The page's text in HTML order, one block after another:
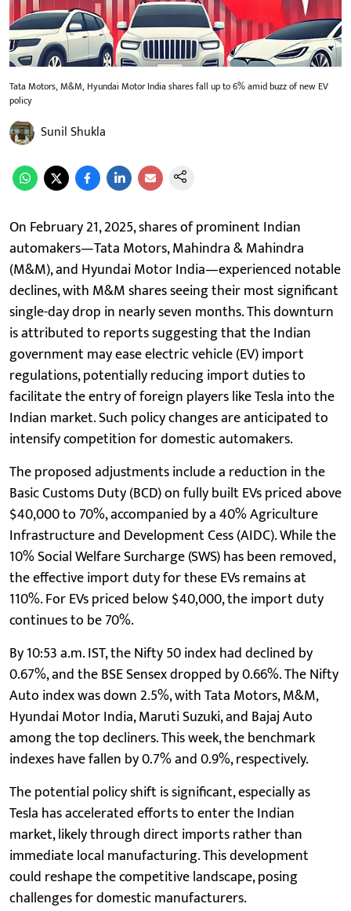
Tata Motors, M&M, Hyundai Motor India shares fall up to 6% amid buzz of new EV
policy
Sunil Shukla
On February 21, 2025, shares of prominent Indian
automakers—Tata Motors, Mahindra & Mahindra
(M&M), and Hyundai Motor India—experienced notable
declines, with M&M shares seeing their most significant
single-day drop in nearly seven months. This downturn
is attributed to reports suggesting that the Indian
government may ease electric vehicle (EV) import
regulations, potentially reducing import duties to
facilitate the entry of foreign players like Tesla into the
Indian market. Such policy changes are anticipated to
intensify competition for domestic automakers.
The proposed adjustments include a reduction in the
Basic Customs Duty (BCD) on fully built EVs priced above
$40,000 to 70%, accompanied by a 40% Agriculture
Infrastructure and Development Cess (AIDC). While the
10% Social Welfare Surcharge (SWS) has been removed,
the effective import duty for these EVs remains at
110%. For EVs priced below $40,000, the import duty
continues to be 70%.
By 10:53 a.m. IST, the Nifty 50 index had declined by
0.67%, and the BSE Sensex dropped by 0.66%. The Nifty
Auto index was down 2.5%, with Tata Motors, M&M,
Hyundai Motor India, Maruti Suzuki, and Bajaj Auto
among the top decliners. This week, the benchmark
indexes have fallen by 0.7% and 0.9%, respectively.
The potential policy shift is significant, especially as
Tesla has accelerated efforts to enter the Indian
market, likely through direct imports rather than
immediate local manufacturing. This development
could reshape the competitive landscape, posing
challenges for domestic manufacturers.